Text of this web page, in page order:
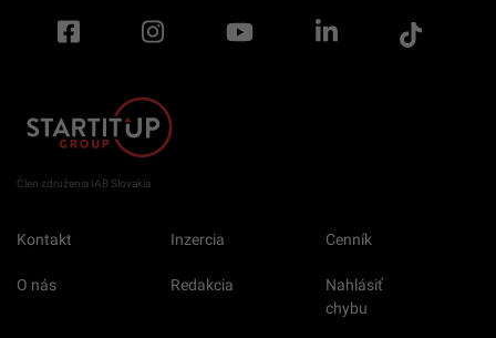
Člen združenia IAB Slovakia
Kontakt Inzercia Cenník
O nás Redakcia
Nahlásiť
chybu